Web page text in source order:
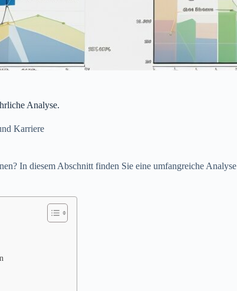
Analyse.
Karriere
In diesem Abschnitt finden Sie eine umfangreiche Analyse